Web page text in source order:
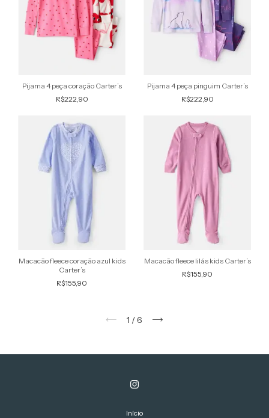
Pijama 4 peça coração Carter’s
R$222,90
Pijama 4 peça pinguim Carter’s
R$222,90
Macacão fleece coração azul kids
Carter’s
R$155,90
Macacão fleece lilás kids Carter’s
R$155,90
1 /6
Início